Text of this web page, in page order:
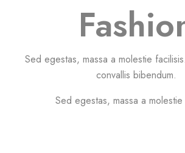
Sed egestas, massa a molestie
convallis bibendum.
Sed egestas, massa a molestie